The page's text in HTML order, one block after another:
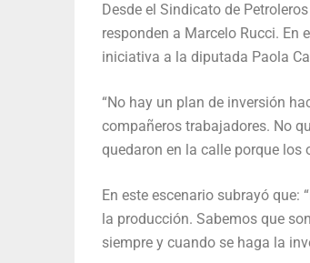
Desde el Sindicato de
responden a Marcelo Rucci. En
iniciativa a la diputada Paola
“No hay un plan de inversión
compañeros trabajadores. No
quedaron en la calle porque los
En este escenario subrayó
la producción. Sabemos que
siempre y cuando se haga la